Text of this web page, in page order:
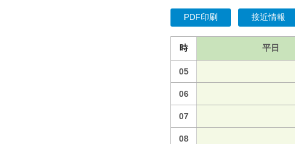
PDF印刷 接近情報
時 平日
05
06
07
08